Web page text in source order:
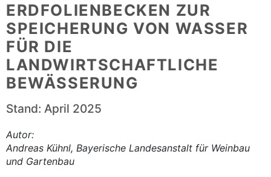
ERDFOLIENBECKEN ZUR
SPEICHERUNG VON WASSER
FÜR DIE
LANDWIRTSCHAFTLICHE
BEWÄSSERUNG
Stand: April 2025
Autor:
Andreas Kühnl, Bayerische Landesanstalt für Weinbau
und Gartenbau